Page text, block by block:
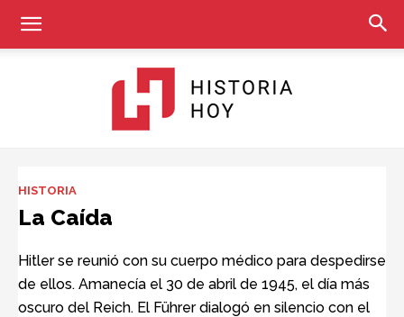
HISTORIA
La Caída
Hitler se reunió con su cuerpo médico para despedirse
de ellos. Amanecía el 30 de abril de 1945, el día más
oscuro del Reich. El Führer dialogó en silencio con el